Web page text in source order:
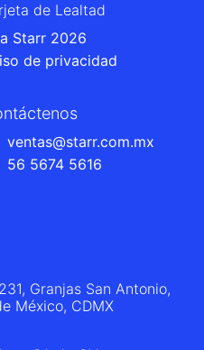
de Lealtad
Starr 2026
de privacidad
ventas@starr.com.mx
56 5674 5616
Granjas San Antonio,
México, CDMX